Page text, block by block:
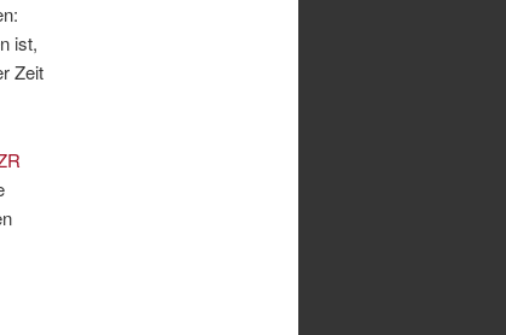
ist,
Zeit